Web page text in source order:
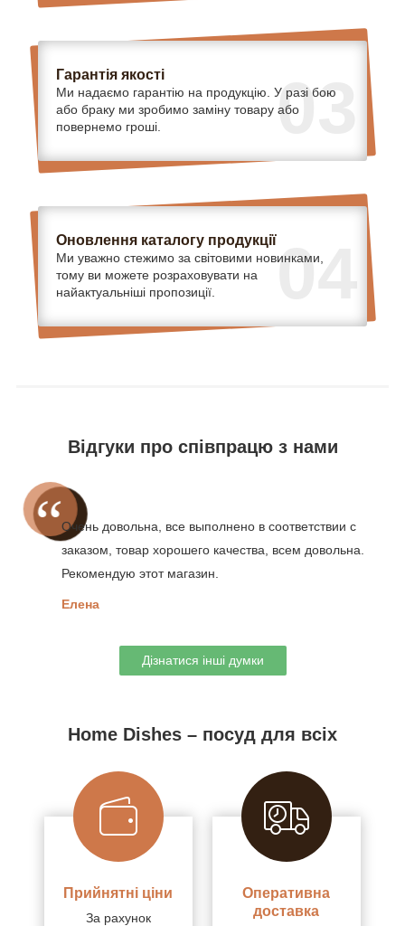
03
Гарантія якості
Ми надаємо гарантію на продукцію. У разі бою
або браку ми зробимо заміну товару або
повернемо гроші.
04
Оновлення каталогу продукції
Ми уважно стежимо за світовими новинками,
тому ви можете розраховувати на
найактуальніші пропозиції.
Відгуки про співпрацю з нами
Очень довольна, все выполнено в соответствии с
заказом, товар хорошего качества, всем довольна.
Рекомендую этот магазин.
Елена
Дізнатися інші думки
Home Dishes – посуд для всіх
Прийнятні ціни
За рахунок
Оперативна
доставка